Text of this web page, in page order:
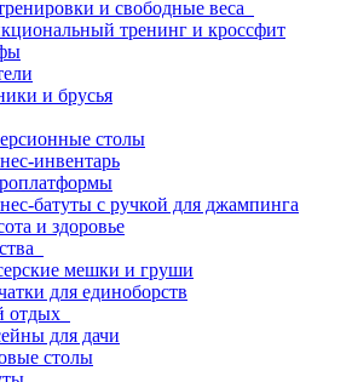
и свободные веса
тренинг и кроссфит
и брусья
столы
инвентарь
батуты с ручкой для джампинга
и здоровье
мешки и груши
для единоборств
отдых
для дачи
столы